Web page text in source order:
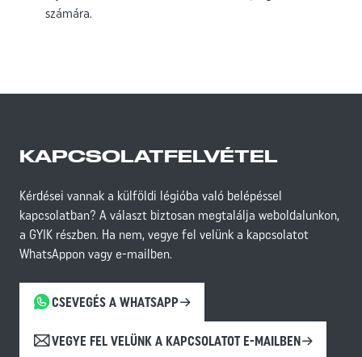
számára.
KAPCSOLATFELVÉTEL
Kérdései vannak a külföldi légióba való belépéssel
kapcsolatban? A választ biztosan megtalálja weboldalunkon,
a GYIK részben. Ha nem, vegye fel velünk a kapcsolatot
WhatsAppon vagy e-mailben.
CSEVEGÉS A WHATSAPP
VEGYE FEL VELÜNK A KAPCSOLATOT E-MAILBEN